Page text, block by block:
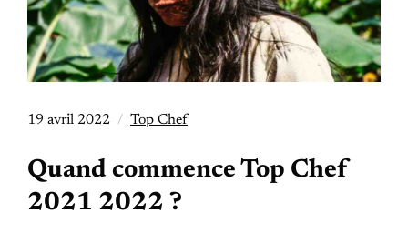
19 avril 2022 Top Chef
Quand commence Top Chef
2021 2022 ?